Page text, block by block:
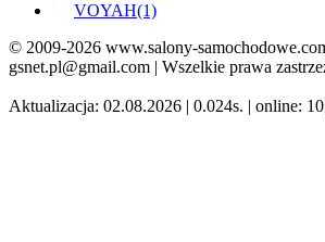
VOYAH(1)
© 2009-2026 www.salony-
gsnet.pl@gmail.com | Wszelkie prawa
Aktualizacja: 02.08.2026 | 0.024s. | online: